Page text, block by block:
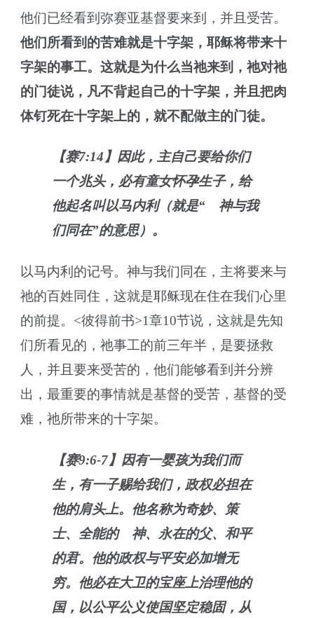
他们已经看到弥赛亚基督要来到，并且受苦。
他们所看到的苦难就是十字架，耶稣将带来十
字架的事工。这就是为什么当祂来到，祂对祂
的门徒说，凡不背起自己的十字架，并且把肉
体钉死在十字架上的，就不配做主的门徒。
【赛7:14】因此，主自己要给你们
一个兆头，必有童女怀孕生子，给
他起名叫以马内利（就是“ 神与我
们同在”的意思）。
以马内利的记号。神与我们同在，主将要来与
祂的百姓同住，这就是耶稣现在住在我们心里
的前提。<彼得前书>1章10节说，这就是先知
们所看见的，祂事工的前三年半，是要拯救
人，并且要来受苦的，他们能够看到并分辨
出，最重要的事情就是基督的受苦，基督的受
难，祂所带来的十字架。
【赛9:6-7】因有一婴孩为我们而
生，有一子赐给我们，政权必担在
他的肩头上。他名称为奇妙、策
士、全能的 神、永在的父、和平
的君。他的政权与平安必加增无
穷。他必在大卫的宝座上治理他的
国，以公平公义使国坚定稳固，从